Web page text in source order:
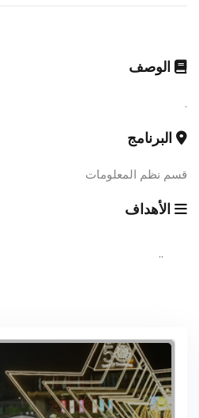
الوصف
.
البرنامج
قسم نظم المعلومات
الأهداف
..